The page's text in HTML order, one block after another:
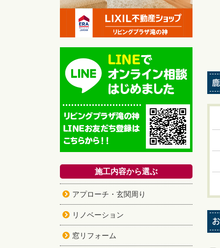
施工内容から選ぶ
アプローチ・玄関周り
リノベーション
窓リフォーム